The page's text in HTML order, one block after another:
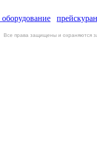
Все права защищены и